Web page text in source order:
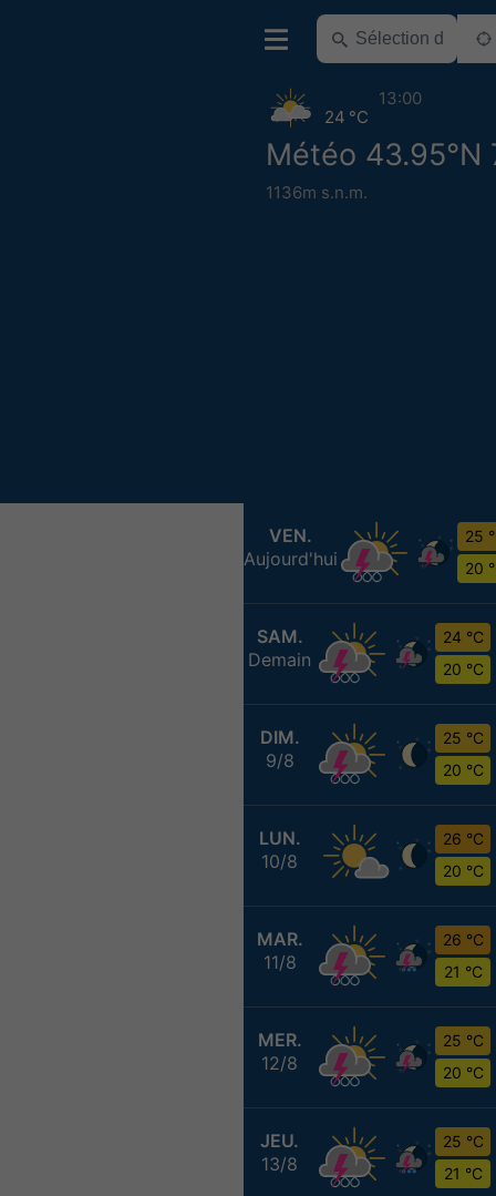
Météo 43.95°N
1136m s.n.m.
24 °C
13:00
VEN.
Aujourd'hui
25
20
SAM.
Demain
24 °C
20 °C
DIM.
9/8
25 °C
20 °C
LUN.
10/8
26 °C
20 °C
MAR.
11/8
26 °C
21 °C
MER.
12/8
25 °C
20 °C
JEU.
13/8
25 °C
21 °C